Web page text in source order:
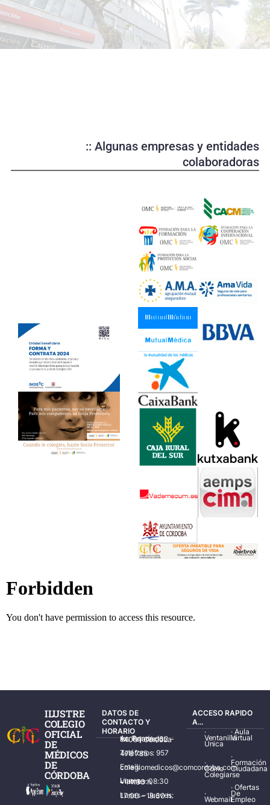
d
u
c
o
:: Algunas empresas y entidades
colaboradoras
ILUSTRE
COLEGIO
OFICIAL
DE
MÉDICOS
DE
CÓRDOBA
DATOS DE
CONTACTO Y
HORARIO
Av. Ronda de los Tejares, 32 – 14001 Córdoba
Teléfonos: 957 478 785
Email: colegiomedicos@comcordoba.com
Lunes – Viernes: 08:30 – 14:30 h.
Lunes – Jueves: 17:00 – 19:30 h.
ACCESO RAPIDO
A...
·
Ventanilla
Única
·
Cómo
Colegiarse
·
Webmail
·Aula
Virtual
·
Formación
Ciudadana
·Ofertas
De
Empleo